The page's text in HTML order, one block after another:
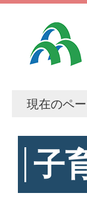
現在のペ
子